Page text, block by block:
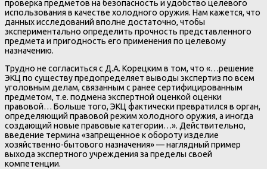
проверка предметов на безопасность и удобство целевого
использования в качестве холодного оружия. Нам кажется, что
данных исследований вполне достаточно, чтобы
экспериментально определить прочность представленного
предмета и пригодность его применения по целевому
назначению.
Трудно не согласиться с Д.А. Корецким в том, что «…решение
ЭКЦ по существу предопределяет выводы экспертиз по всем
уголовным делам, связанным с ранее сертифицированным
предметом, т.е. подмена экспертной оценкой оценки
правовой… Больше того, ЭКЦ фактически превратился в орган,
определяющий правовой режим холодного оружия, а иногда
создающий новые правовые категории…». Действительно,
введение термина «запрещенное к обороту изделие
хозяйственно-бытового назначения» — наглядный пример
выхода экспертного учреждения за пределы своей
компетенции.